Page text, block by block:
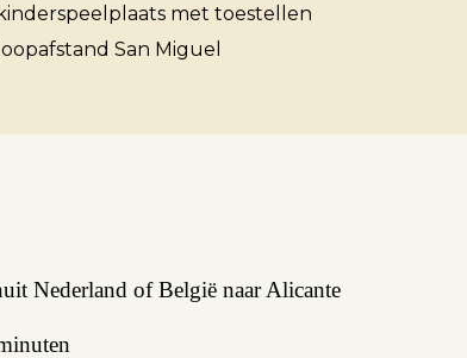
Contact
kinderspeelplaats met toestellen
loopafstand San Miguel
Nederland of België naar Alicante